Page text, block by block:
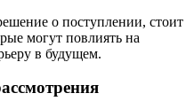
о поступлении, стоит
могут повлиять на
в будущем.